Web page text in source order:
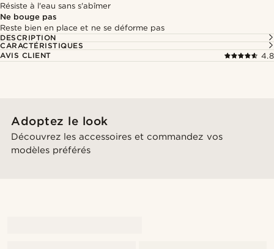
Résiste à l'eau sans s'abîmer
Ne bouge pas
Reste bien en place et ne se déforme pas
DESCRIPTION
CARACTÉRISTIQUES
AVIS CLIENT
4.8
Adoptez le look
Découvrez les accessoires et commandez vos
modèles préférés